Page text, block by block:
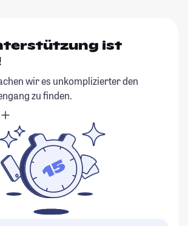
ist
wir es unkomplizierter den
zu finden.